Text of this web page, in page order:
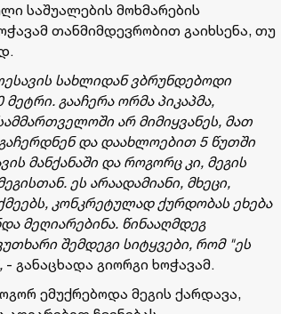
საშუალების მოხმარების
თანმიმდევრობით გაიხსენა, თუ
სახლიდან ვბრუნდებოდი
გააჩერა ორმა პიკაპმა,
არ მიმიყვანეს, მათ
და დაახლოებით 5 წუთში
მანქანაში და როგორც კი, მეგის
ეს არაადამიანი, მხეცი,
კონკრეტულად ქურდობას ეხება
მეღიარებინა. წინააღმდეგ
შემდეგი სიტყვები, რომ "ეს
- განაცხადა გიორგი ხოჭავამ.
ემუქრებოდა მეგის ქარდავა,